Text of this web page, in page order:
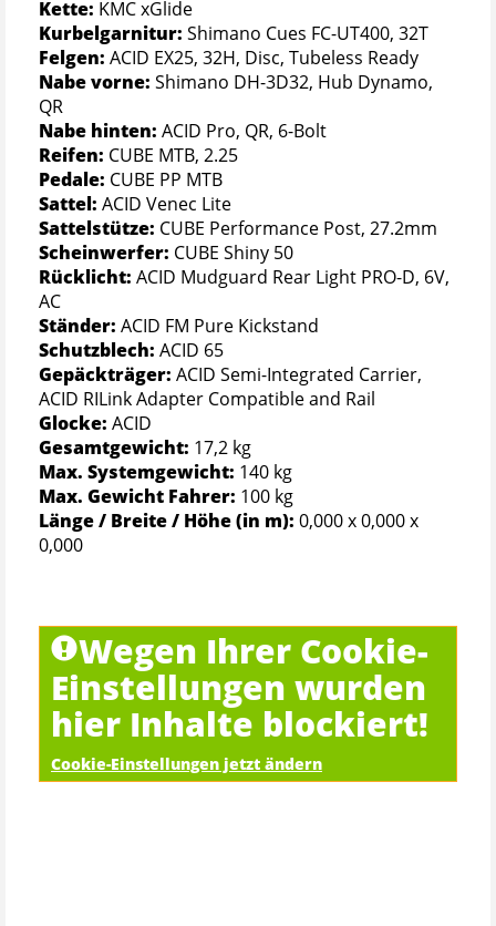
Kette: KMC xGlide
Kurbelgarnitur: Shimano Cues FC-UT400, 32T
Felgen: ACID EX25, 32H, Disc, Tubeless Ready
Nabe vorne: Shimano DH-3D32, Hub Dynamo,
QR
Nabe hinten: ACID Pro, QR, 6-Bolt
Reifen: CUBE MTB, 2.25
Pedale: CUBE PP MTB
Sattel: ACID Venec Lite
Sattelstütze: CUBE Performance Post, 27.2mm
Scheinwerfer: CUBE Shiny 50
Rücklicht: ACID Mudguard Rear Light PRO-D, 6V,
AC
Ständer: ACID FM Pure Kickstand
Schutzblech: ACID 65
Gepäckträger: ACID Semi-Integrated Carrier,
ACID RILink Adapter Compatible and Rail
Glocke: ACID
Gesamtgewicht: 17,2 kg
Max. Systemgewicht: 140 kg
Max. Gewicht Fahrer: 100 kg
Länge / Breite / Höhe (in m): 0,000 x 0,000 x
0,000
Wegen Ihrer Cookie-
Einstellungen wurden
hier Inhalte blockiert!
Cookie-Einstellungen jetzt ändern